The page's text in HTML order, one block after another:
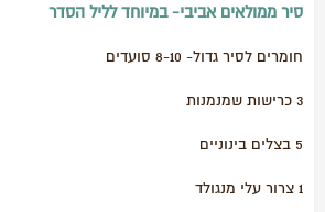
סיר ממולאים אביבי- במיוחד לליל הסדר
חומרים לסיר גדול- 8-10 סועדים
3 כרישות שמנמנות
5 בצלים בינוניים
1 צרור עלי מנגולד